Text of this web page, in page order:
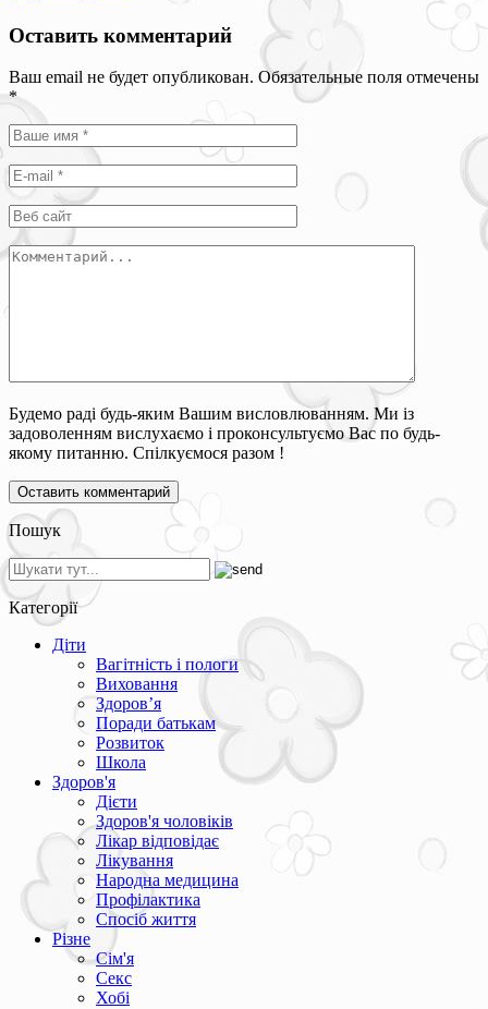
Оставить комментарий
Ваш email не будет опубликован. Обязательные поля отмечены
*
Будемо раді будь-яким Вашим висловлюванням. Ми із
задоволенням вислухаємо і проконсультуємо Вас по будь-
якому питанню. Спілкуємося разом !
Пошук
Категорії
Діти
Вагітність і пологи
Виховання
Здоров’я
Поради батькам
Розвиток
Школа
Здоров'я
Дієти
Здоров'я чоловіків
Лікар відповідає
Лікування
Народна медицина
Профілактика
Спосіб життя
Різне
Сім'я
Секс
Хобі